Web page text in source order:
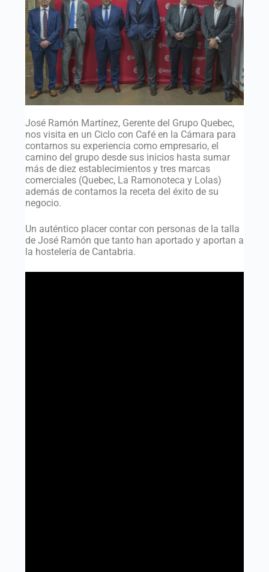
José Ramón Martínez, Gerente del Grupo Quebec,
nos visita en un Ciclo con Café en la Cámara para
contarnos su experiencia como empresario, el
camino del grupo desde sus inicios hasta sumar
más de diez establecimientos y tres marcas
comerciales (Quebec, La Ramonoteca y Lolas)
además de contarnos la receta del éxito de su
negocio.
Un auténtico placer contar con personas de la talla
de José Ramón que tanto han aportado y aportan a
la hostelería de Cantabria.